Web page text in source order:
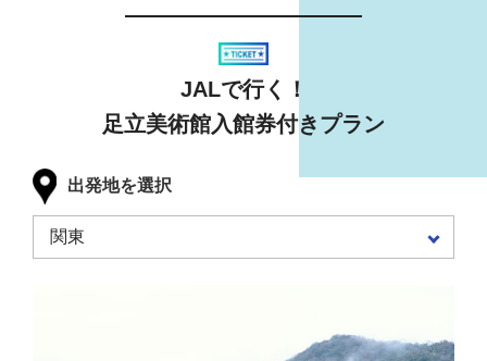
JALで行く！
足立美術館入館券付きプラン
出発地を選択